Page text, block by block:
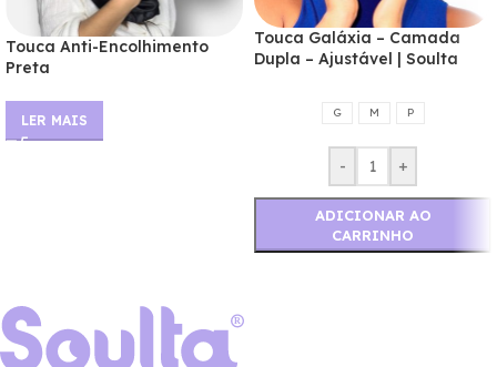
Touca Anti-Encolhimento
Preta
LER MAIS
Touca Galáxia – Camada
Dupla – Ajustável | Soulta
G M P
- +
ADICIONAR AO
CARRINHO